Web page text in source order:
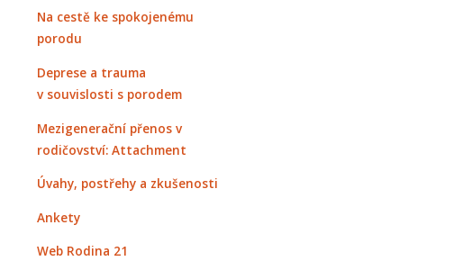
Na cestě ke spokojenému
porodu
Deprese a trauma
v souvislosti s porodem
Mezigenerační přenos v
rodičovství: Attachment
Úvahy, postřehy a zkušenosti
Ankety
Web Rodina 21